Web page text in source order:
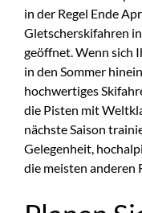
in der Regel Ende
Gletscherskifahren in
geöffnet. Wenn sich
in den Sommer
hochwertiges
die Pisten mit
nächste Saison
Gelegenheit,
die meisten anderen